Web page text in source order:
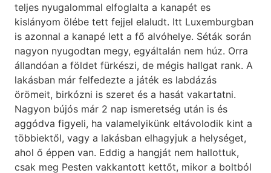
teljes nyugalommal elfoglalta a kanapét es
kislányom ölébe tett fejjel elaludt. Itt Luxemburgban
is azonnal a kanapé lett a fő alvóhelye. Séták során
nagyon nyugodtan megy, egyáltalán nem húz. Orra
állandóan a földet fürkészi, de mégis hallgat rank. A
lakásban már felfedezte a játék es labdázás
örömeit, birkózni is szeret és a hasát vakartatni.
Nagyon bújós már 2 nap ismeretség után is és
aggódva figyeli, ha valamelyikünk eltávolodik kint a
többiektől, vagy a lakásban elhagyjuk a helységet,
ahol ő éppen van. Eddig a hangját nem hallottuk,
csak meg Pesten vakkantott kettőt, mikor a boltból